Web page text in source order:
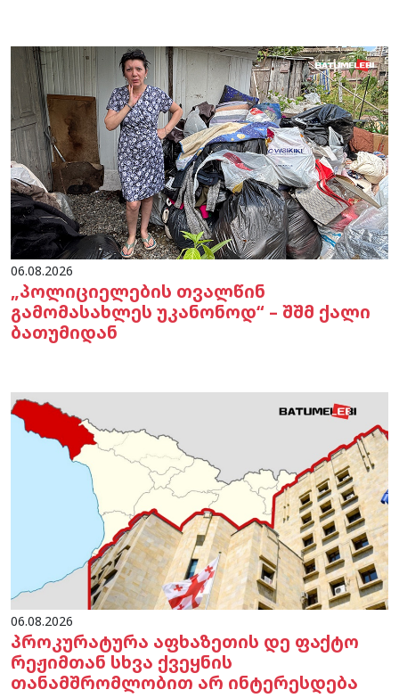
06.08.2026
„პოლიციელების თვალწინ
გამომასახლეს უკანონოდ“ – შშმ ქალი
ბათუმიდან
06.08.2026
პროკურატურა აფხაზეთის დე ფაქტო
რეჟიმთან სხვა ქვეყნის
თანამშრომლობით არ ინტერესდება